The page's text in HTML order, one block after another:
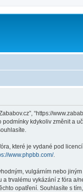
“https://
kdykoliv změnit a
které je vydané pod licencí „
www.phpbb.com/.
vulgárním nebo
trvalému vykázání z fóra
opatření. Souhlasíte s